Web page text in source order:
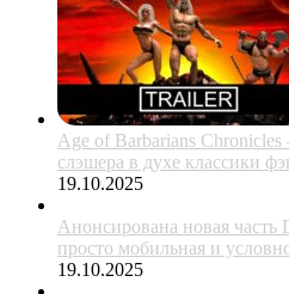
Age of Barbarians
слэшера в духе классики
19.10.2025
Анонсирована новая
просто мобильная и
19.10.2025